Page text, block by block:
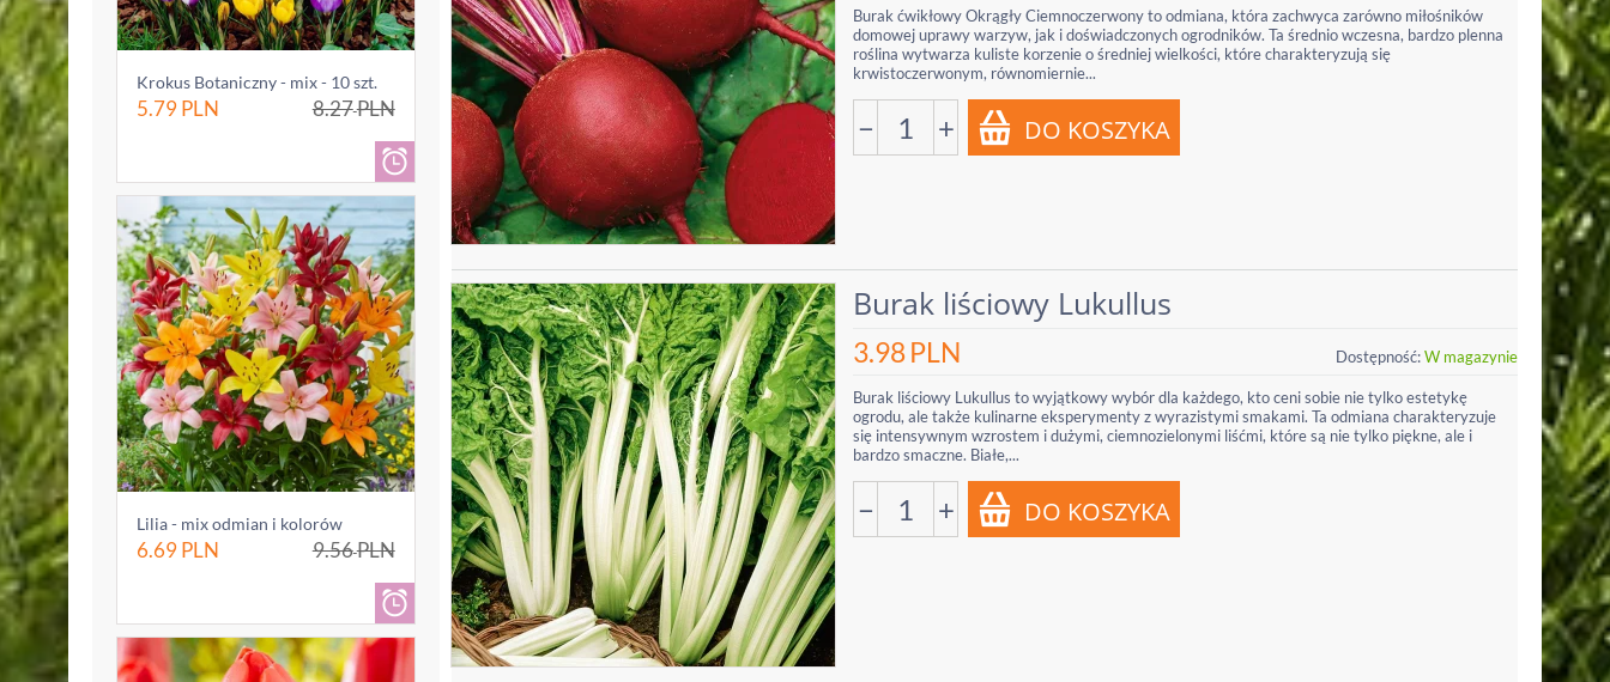
Krokus Botaniczny - mix - 10 szt.
5.79PLN 8.27PLN
Lilia - mix odmian i kolorów
6.69PLN 9.56PLN
Burak ćwikłowy Okrągły Ciemnoczerwony to odmiana, która zachwyca zarówno miłośników
domowej uprawy warzyw, jak i doświadczonych ogrodników. Ta średnio wczesna, bardzo plenna
roślina wytwarza kuliste korzenie o średniej wielkości, które charakteryzują się
krwistoczerwonym, równomiernie...
− +
Burak liściowy Lukullus
3.98PLN Dostępność:W magazynie
Burak liściowy Lukullus to wyjątkowy wybór dla każdego, kto ceni sobie nie tylko estetykę
ogrodu, ale także kulinarne eksperymenty z wyrazistymi smakami. Ta odmiana charakteryzuje
się intensywnym wzrostem i dużymi, ciemnozielonymi liśćmi, które są nie tylko piękne, ale i
bardzo smaczne. Białe,...
− +